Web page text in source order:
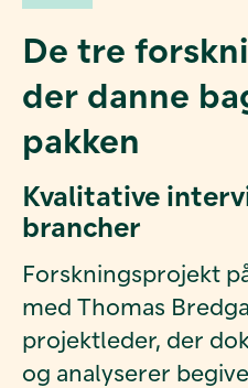
De tre
der danne
pakken
Kvalitative
brancher
Forskningsprojekt
med Thomas
projektleder, der
og analyserer